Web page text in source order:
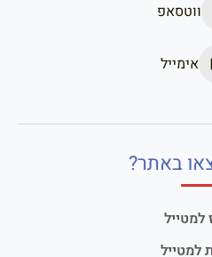
ווטסאפ
אימייל
באתר?
למטייל
למטייל